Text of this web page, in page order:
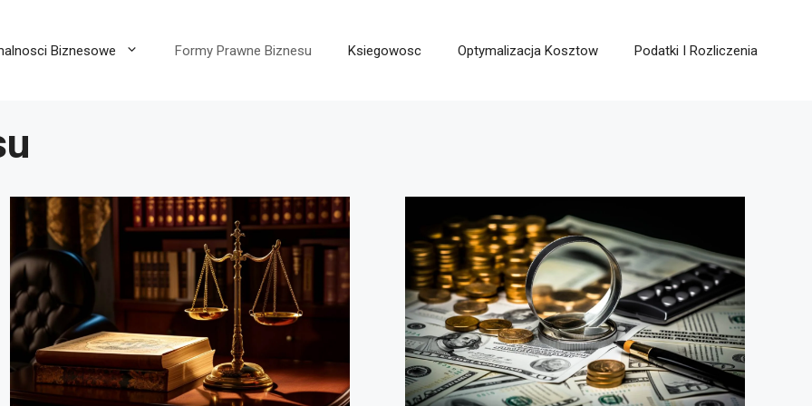
Biznesowe Formy Prawne Biznesu Ksiegowosc Optymalizacja Kosztow Podatki I Rozliczenia